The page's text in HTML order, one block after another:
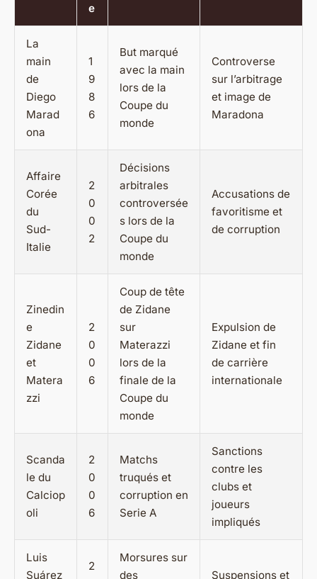
e
La
main
de
Diego
Marad
ona
1
9
8
6
But marqué
avec la main
lors de la
Coupe du
monde
Controverse
sur l’arbitrage
et image de
Maradona
Affaire
Corée
du
Sud-
Italie
2
0
0
2
Décisions
arbitrales
controversée
s lors de la
Coupe du
monde
Accusations de
favoritisme et
de corruption
Zinedin
e
Zidane
et
Matera
zzi
2
0
0
6
Coup de tête
de Zidane
sur
Materazzi
lors de la
finale de la
Coupe du
monde
Expulsion de
Zidane et fin
de carrière
internationale
Scanda
le du
Calciop
oli
2
0
0
6
Matchs
truqués et
corruption en
Serie A
Sanctions
contre les
clubs et
joueurs
impliqués
Luis
Suárez
2
Morsures sur
des
Suspensions et